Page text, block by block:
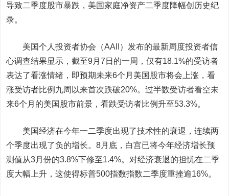
导致二季度股市暴跌，美国家庭净资产二季度降幅创历史纪
录。
美国个人投资者协会 （AAII） 发布的最新周度投资者信
心调查结果显示，截至9月7日的一周，仅有18.1%的受访者
表达了看涨情绪，即预期未来6个月美国股市将会上涨，看
涨受访者比例九周以来首次跌破20%。过半数受访者看空未
来6个月的美国股市前景，看跌受访者比例升至53.3%。
美国经济在今年一二季度出现了技术性的衰退，连续两
个季度出现了负的增长。8月底，白宫已将今年经济增长预
测值从3月份的3.8%下修至1.4%。对经济衰退的担忧在二季
度大幅上升，这使得标普500指数指数二季度重挫逾16%。